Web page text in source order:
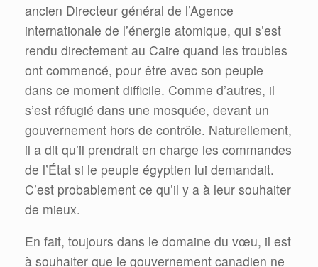
ancien Directeur général de l’Agence
internationale de l’énergie atomique, qui s’est
rendu directement au Caire quand les troubles
ont commencé, pour être avec son peuple
dans ce moment difficile. Comme d’autres, il
s’est réfugié dans une mosquée, devant un
gouvernement hors de contrôle. Naturellement,
il a dit qu’il prendrait en charge les commandes
de l’État si le peuple égyptien lui demandait.
C’est probablement ce qu’il y a à leur souhaiter
de mieux.
En fait, toujours dans le domaine du vœu, il est
à souhaiter que le gouvernement canadien ne